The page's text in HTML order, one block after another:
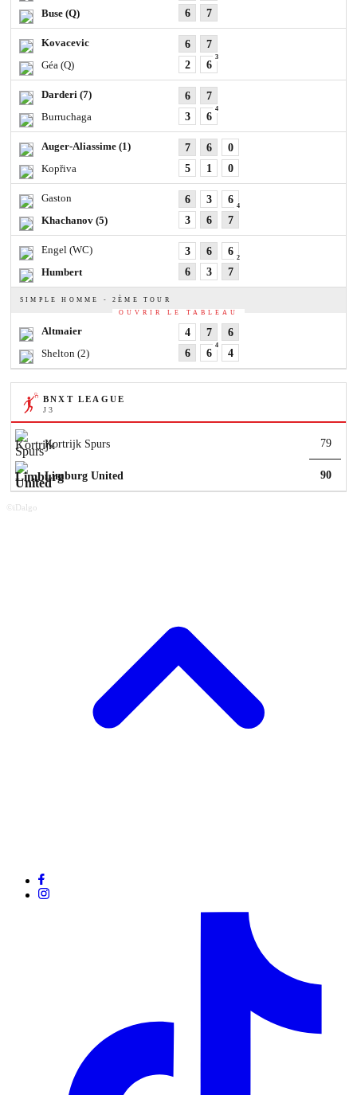
Buse (Q)
6
7
Kovacevic
Géa (Q)
6
2
7
6
3
Darderi (7)
Burruchaga
6
3
7
6
4
Auger-Aliassime (1)
Kopřiva
7
5
6
1
0
0
Gaston
Khachanov (5)
6
3
3
6
6
4
7
Engel (WC)
Humbert
3
6
6
3
6
2
7
SIMPLE HOMME - 2ÈME TOUR
OUVRIR LE TABLEAU
Altmaier
Shelton (2)
4
6
7
6
4
6
4
BNXT LEAGUE
J 3
Kortrijk Spurs 79
90
Limburg United
©iDalgo